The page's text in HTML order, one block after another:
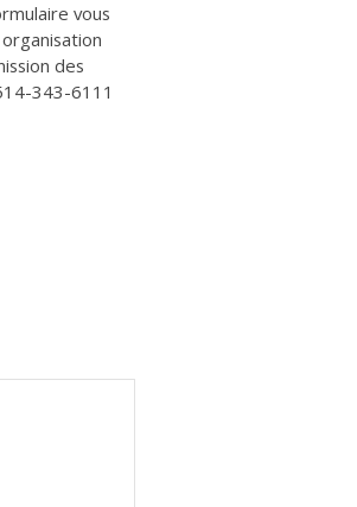
vous
des
343-6111